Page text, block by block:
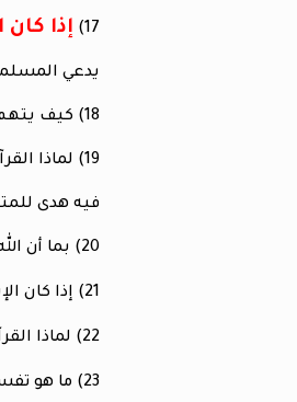
17) إذا
يدعي
18) كيف يتهم المسلمون التوراة بالتحريف و محمد رسول الاسلام أستشهد و آمن بها ؟
19) لماذا
فيه هدى
20) بما أن الله كلي القدرة و المعرفة ألم يكن يعرف أن اليهود و المسيحيين سوف يضلوا ؟فلماذا لم ينزل الله القرآن منذ البداية ؟
21) إذا كان الإسلام حق و المسيحية و اليهودية ضلال فلماذا انتظر الله
22) لماذا القرآن يشهد في
23) ما هو تفسير وصف القرآن للمسيح بأنه كلمة الله و روح منه في